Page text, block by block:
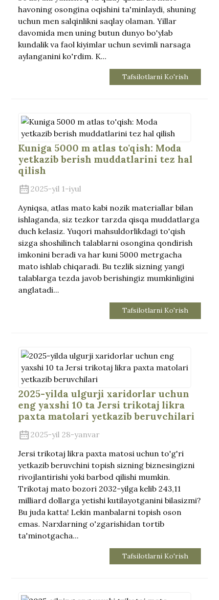
havoning osongina oqishini ta'minlaydi, shuning
uchun men salqinlikni saqlay olaman. Yillar
davomida men uning butun dunyo bo'ylab
kundalik va faol kiyimlar uchun sevimli narsaga
aylanganini ko'rdim. K...
Tafsilotlarni Ko'rish
Kuniga 5000 m atlas to'qish: Moda
yetkazib berish muddatlarini tez hal
qilish
2025-yil 1-iyul
Ayniqsa, atlas mato kabi nozik materiallar bilan
ishlaganda, siz tezkor tarzda qisqa muddatlarga
duch kelasiz. Yuqori mahsuldorlikdagi to'qish
sizga shoshilinch talablarni osongina qondirish
imkonini beradi va har kuni 5000 metrgacha
mato ishlab chiqaradi. Bu tezlik sizning yangi
talablarga tezda javob berishingiz mumkinligini
anglatadi...
Tafsilotlarni Ko'rish
2025-yilda ulgurji xaridorlar uchun
eng yaxshi 10 ta Jersi trikotaj likra
paxta matolari yetkazib beruvchilari
2025-yil 28-yanvar
Jersi trikotaj likra paxta matosi uchun to'g'ri
yetkazib beruvchini topish sizning biznesingizni
rivojlantirishi yoki barbod qilishi mumkin.
Trikotaj mato bozori 2032-yilga kelib 243,11
milliard dollarga yetishi kutilayotganini bilasizmi?
Bu juda katta! Lekin manbalarni topish oson
emas. Narxlarning o'zgarishidan tortib
ta'minotgacha...
Tafsilotlarni Ko'rish